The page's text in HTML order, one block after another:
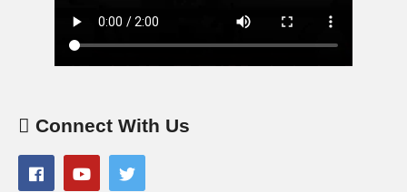
Connect With Us